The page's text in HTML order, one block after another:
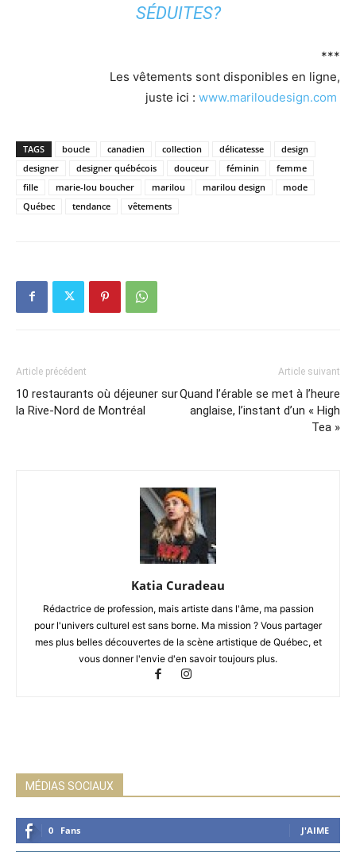
SÉDUITES?
***
Les vêtements sont disponibles en ligne,
juste ici : www.mariloudesign.com
TAGS boucle canadien collection délicatesse
design
designer
designer québécois douceur féminin
femme
fille
marie-lou boucher marilou marilou design
mode
Québec
tendance vêtements
Article précédent
10 restaurants où déjeuner sur
la Rive-Nord de Montréal
Article suivant
Quand l’érable se met à l’heure
anglaise, l’instant d’un « High
Tea »
Katia Curadeau
Rédactrice de profession, mais artiste dans l'âme, ma passion
pour l'univers culturel est sans borne. Ma mission ? Vous partager
mes plus belles découvertes de la scène artistique de Québec, et
vous donner l'envie d'en savoir toujours plus.
MÉDIAS SOCIAUX
0 Fans J'AIME